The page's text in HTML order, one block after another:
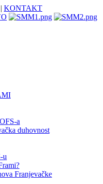
| KONTAKT
a
duhovnost
u
Franjevačke